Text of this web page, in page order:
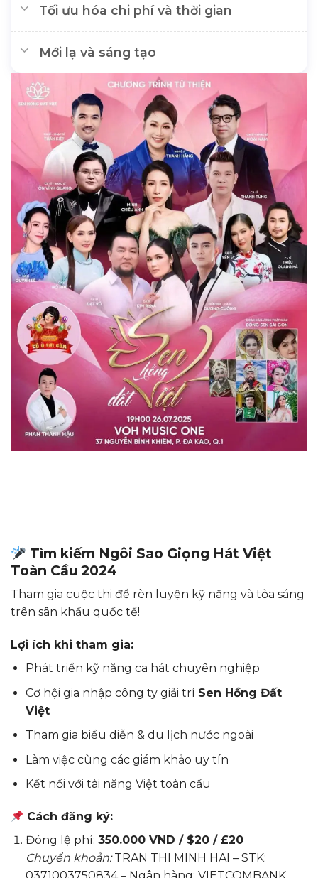
Tối ưu hóa chi phí và thời gian
Mới lạ và sáng tạo
Tìm kiếm Ngôi Sao Giọng Hát Việt
Toàn Cầu 2024
Tham gia cuộc thi để rèn luyện kỹ năng và tỏa sáng
trên sân khấu quốc tế!
Lợi ích khi tham gia:
Phát triển kỹ năng ca hát chuyên nghiệp
Cơ hội gia nhập công ty giải trí Sen Hồng Đất
Việt
Tham gia biểu diễn & du lịch nước ngoài
Làm việc cùng các giám khảo uy tín
Kết nối với tài năng Việt toàn cầu
Cách đăng ký:
Đóng lệ phí: 350.000 VND / $20 / £20
Chuyển khoản:TRAN THI MINH HAI – STK: